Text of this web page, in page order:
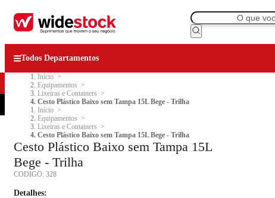
Todos Departamentos
Início
Equipamentos
Lixeiras e Containers
Cesto Plástico Baixo sem Tampa 15L Bege - Trilha
Início
Equipamentos
Lixeiras e Containers
Cesto Plástico Baixo sem Tampa 15L Bege - Trilha
Cesto Plástico Baixo sem Tampa 15L
Bege - Trilha
CODIGO: 328
Detalhes: